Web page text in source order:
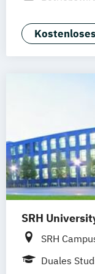
Hannover
Marketing
SRH
SRH
SRH
Duales